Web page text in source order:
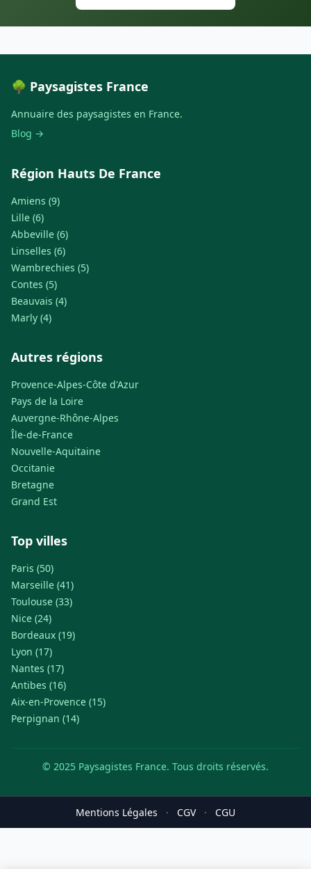
🌳 Paysagistes France
Annuaire des paysagistes en France.
Blog →
Région Hauts De France
Amiens (9)
Lille (6)
Abbeville (6)
Linselles (6)
Wambrechies (5)
Contes (5)
Beauvais (4)
Marly (4)
Autres régions
Provence-Alpes-Côte d'Azur
Pays de la Loire
Auvergne-Rhône-Alpes
Île-de-France
Nouvelle-Aquitaine
Occitanie
Bretagne
Grand Est
Top villes
Paris (50)
Marseille (41)
Toulouse (33)
Nice (24)
Bordeaux (19)
Lyon (17)
Nantes (17)
Antibes (16)
Aix-en-Provence (15)
Perpignan (14)
© 2025 Paysagistes France. Tous droits réservés.
Mentions Légales · CGV · CGU